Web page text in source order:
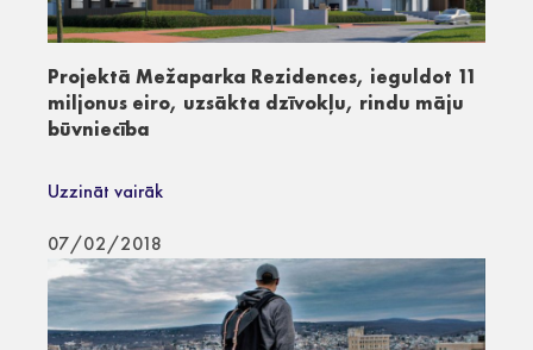
Projektā Mežaparka Rezidences, ieguldot 11
miljonus eiro, uzsākta dzīvokļu, rindu māju
būvniecība
Uzzināt vairāk
07/02/2018